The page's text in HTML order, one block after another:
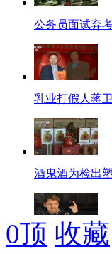
公务员面试弃
乳业打假人蒋
酒鬼酒为检出
维泰尔夺得F1
0顶 收藏